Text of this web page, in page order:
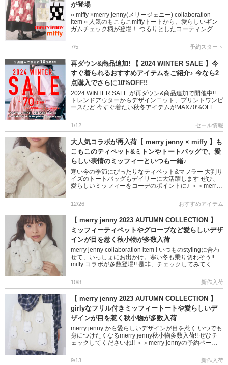
が登場
○ miffy ×merry jenny(メリージェニー) collaboration
item ○ 人気のもこもこmiffyトートから、愛らしいギン
ガムチェック柄が登場！ つるりとしたコーティング生
7/5 予約スタート
再ダウン&商品追加! 【 2024 WINTER SALE 】今
すぐ着られるおすすめアイテムをご紹介♪ 今なら2
点購入でさらに10%OFF!!
2024 WINTER SALE が再ダウン&商品追加で開催中!!
トレンドアウターからデザインニット、プリントワンピ
ースなど 今すぐ着たい秋冬アイテムがMAX70%OFFで
1/12 セール情報
大人気コラボが再入荷【 merry jenny × miffy 】も
こもこのティペット&ミトンやトートバッグで、愛
らしい表情のミッフィーといつも一緒♪
寒い今の季節にぴったりなティペット&マフラー 大判サ
イズのトートバッグもデイリーに大活躍します ぜひ、
愛らしいミッフィーをコーデのポイントに♪ ＞＞merry
12/26 おすすめアイテム
【 merry jenny 2023 AUTUMN COLLECTION 】
ミッフィーティペットやグローブなど愛らしいデザ
インが目を惹く秋小物が多数入荷
merry jenny collaboration item ! いつものstylingに合わ
せて、いっしょにお出かけ。寒い冬も乗り切れそう!!
miffy コラボが多数登場!! 是非、チェックしてみてくだ
10/8 新作入荷
【 merry jenny 2023 AUTUMN COLLECTION 】
girlyなフリル付きミッフィートートや愛らしいデ
ザインが目を惹く秋小物が多数入荷
merry jenny から愛らしいデザインが目を惹く いつでも
身につけたくなるmerry jenny秋小物多数入荷!! ぜひチ
ェックしてくださいね!! ＞＞merry jennyの予約ページ
9/13 新作入荷